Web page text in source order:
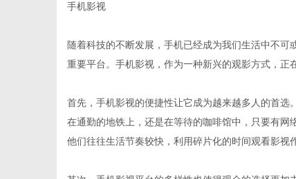
手机影视
随着科技的不断发展，手机已经成为我们生活中不
重要平台。手机影视，作为一种新兴的观影方式，正
首先，手机影视的便捷性让它成为越来越多人的首
在通勤的地铁上，还是在等待的咖啡馆中，只要有网
他们往往生活节奏较快，利用碎片化的时间观看影视